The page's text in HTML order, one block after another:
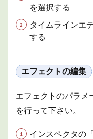
を選択する
タイムラインエ
する
エフェクトの編集
エフェクトのパラメ
を行って下さい。
インスペクタの